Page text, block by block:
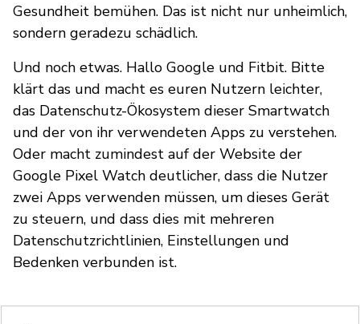
Gesundheit bemühen. Das ist nicht nur unheimlich,
sondern geradezu schädlich.
Und noch etwas. Hallo Google und Fitbit. Bitte
klärt das und macht es euren Nutzern leichter,
das Datenschutz-Ökosystem dieser Smartwatch
und der von ihr verwendeten Apps zu verstehen.
Oder macht zumindest auf der Website der
Google Pixel Watch deutlicher, dass die Nutzer
zwei Apps verwenden müssen, um dieses Gerät
zu steuern, und dass dies mit mehreren
Datenschutzrichtlinien, Einstellungen und
Bedenken verbunden ist.